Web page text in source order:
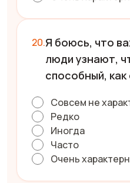
Я боюсь, что
люди узнают,
способный,
Совсем не
Редко
Иногда
Часто
Очень